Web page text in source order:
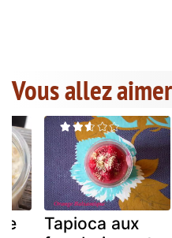
Vous allez aimer
Tapioca aux